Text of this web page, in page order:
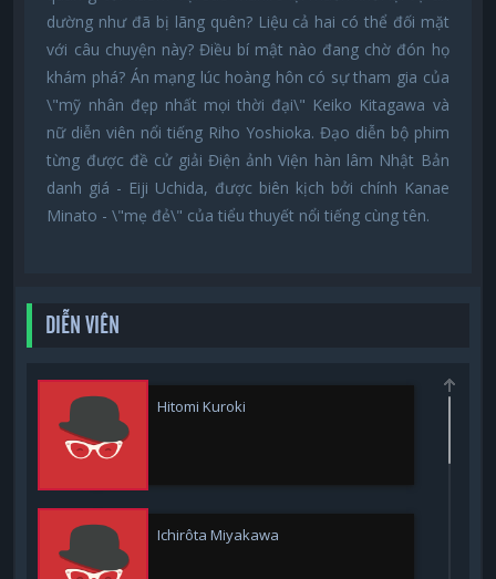
dường như đã bị lãng quên? Liệu cả hai có thể đối mặt
với câu chuyện này? Điều bí mật nào đang chờ đón họ
khám phá? Án mạng lúc hoàng hôn có sự tham gia của
\"mỹ nhân đẹp nhất mọi thời đại\" Keiko Kitagawa và
nữ diễn viên nổi tiếng Riho Yoshioka. Đạo diễn bộ phim
từng được đề cử giải Điện ảnh Viện hàn lâm Nhật Bản
danh giá - Eiji Uchida, được biên kịch bởi chính Kanae
Minato - \"mẹ đẻ\" của tiểu thuyết nổi tiếng cùng tên.
DIỄN VIÊN
Hitomi Kuroki
Ichirôta Miyakawa